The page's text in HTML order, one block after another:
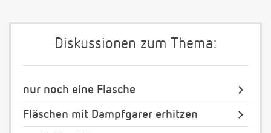
Diskussionen zum Thema:
nur noch eine Flasche
Fläschen mit Dampfgarer erhitzen